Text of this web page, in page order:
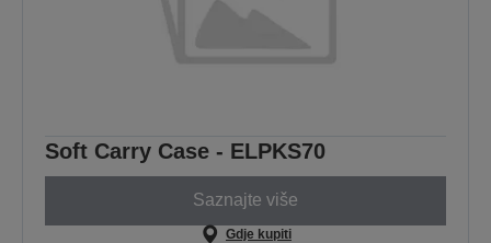
Soft Carry Case - ELPKS70
Saznajte više
Gdje kupiti